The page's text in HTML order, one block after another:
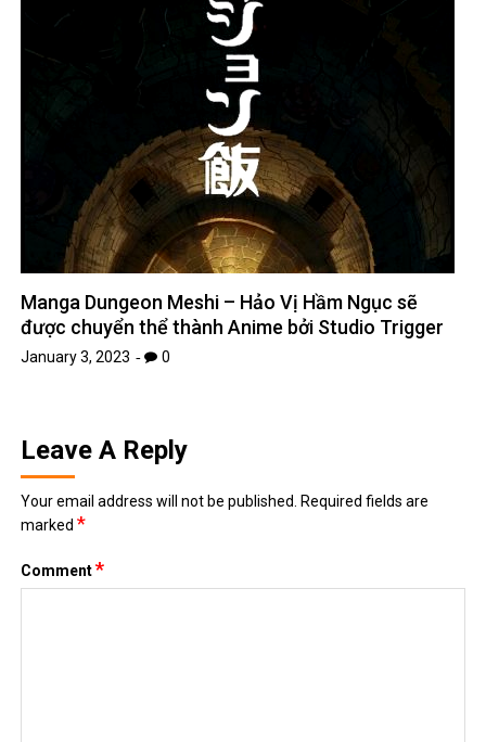
Manga Dungeon Meshi – Hảo Vị Hầm Ngục sẽ
được chuyển thể thành Anime bởi Studio Trigger
January 3, 2023 0
Leave A Reply
Your email address will not be published. Required fields are
marked*
Comment*